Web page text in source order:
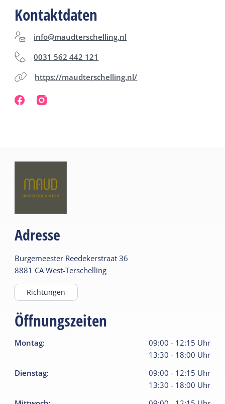
Mit einer umfangreichen Auswahl an Farben,
Böden, Vorhängen, Fensterdekorationen,
Sonnenschutz, Sichtschutz und
Heimwerkerartikeln ist Maud Interieur & Meer der
perfekte Ort, um Ihr nächstes Projekt zu starten.
bieten Ihnen das beste Preis-Leistungs-Verhältnis.
Büro einen neuen Look zu verleihen.
Kontaktdaten
info@maudterschelling.nl
0031 562 442 121
https://maudterschelling.nl/
Adresse
Burgemeester Reedekerstraat 36
8881 CA West-Terschelling
Richtungen
Öffnungszeiten
Montag: 09:00 - 12:15 Uhr
13:30 - 18:00 Uhr
Dienstag: 09:00 - 12:15 Uhr
13:30 - 18:00 Uhr